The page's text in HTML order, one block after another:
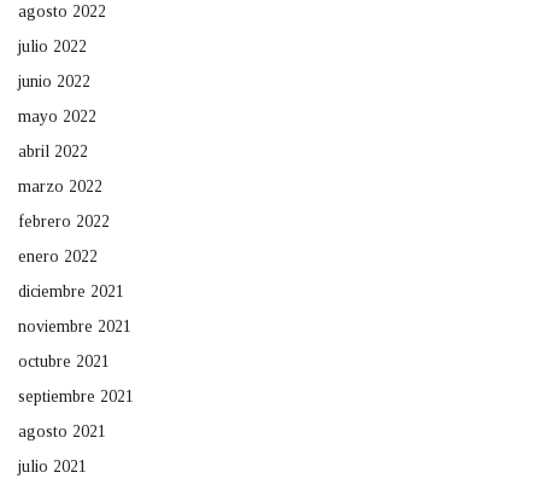
agosto 2022
julio 2022
junio 2022
mayo 2022
abril 2022
marzo 2022
febrero 2022
enero 2022
diciembre 2021
noviembre 2021
octubre 2021
septiembre 2021
agosto 2021
julio 2021